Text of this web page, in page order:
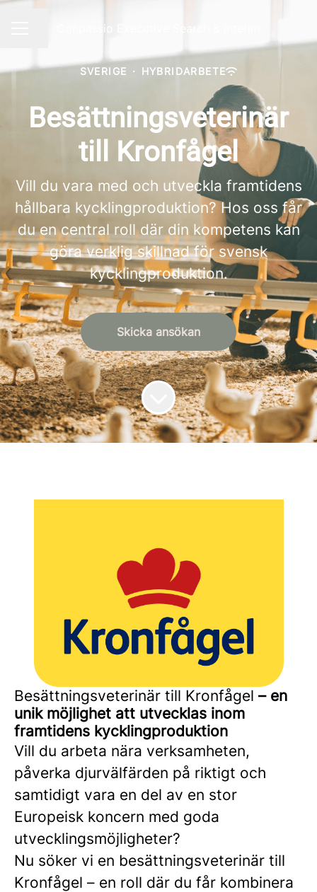
Conpassio Executive Search & Interim
SVERIGE · HYBRIDARBETE
Besättningsveterinär
till Kronfågel
Vill du vara med och utveckla framtidens
hållbara kycklingproduktion? Hos oss får
du en central roll där din kompetens kan
göra verklig skillnad för svensk
kycklingproduktion.
Skicka ansökan
Besättningsveterinär till Kronfågel – en
unik möjlighet att utvecklas inom
framtidens kycklingproduktion
Vill du arbeta nära verksamheten,
påverka djurvälfärden på riktigt och
samtidigt vara en del av en stor
Europeisk koncern med goda
utvecklingsmöjligheter?
Nu söker vi en besättningsveterinär till
Kronfågel – en roll där du får kombinera